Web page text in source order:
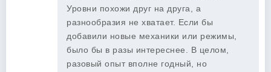
Уровни похожи друг на друга, а
разнообразия не хватает. Если бы
добавили новые механики или режимы,
было бы в разы интереснее. В целом,
разовый опыт вполне годный, но